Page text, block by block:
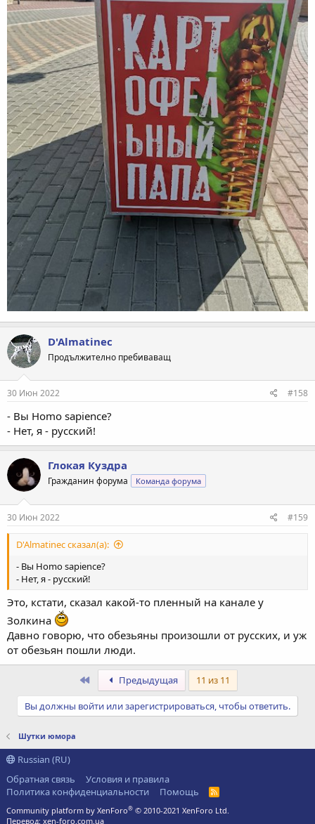
D'Almatinec
Продължително пребиваващ
30 Июн 2022 #158
- Вы Homo sapience?
- Нет, я - русский!
Глокая Куздра
Гражданин форума Команда форума
30 Июн 2022 #159
D'Almatinec сказал(а):
- Вы Homo sapience?
- Нет, я - русский!
Это, кстати, сказал какой-то пленный на канале у
Золкина
Давно говорю, что обезьяны произошли от русских, и уж
от обезьян пошли люди.
ПервыйПредыдущая 11 из 11
Вы должны войти или зарегистрироваться, чтобы ответить.
Шутки юмора
Russian (RU)
Обратная связь
Условия и правила
Политика конфиденциальности
Помощь
R
S
Community platform by XenForo® © 2010-2021 XenForo Ltd.
Перевод: xen-foro.com.ua